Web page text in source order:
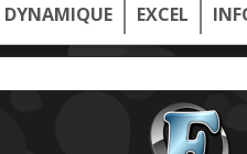
DYNAMIQUE EXCEL